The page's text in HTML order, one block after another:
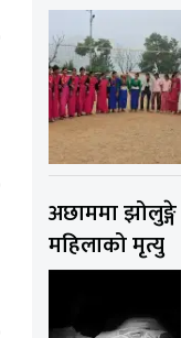
अछाममा झोलुङ्गे
महिलाको मृत्यु